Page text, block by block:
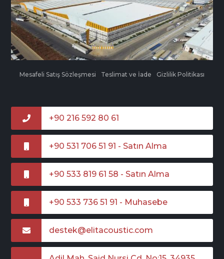
Mesafeli Satış Sözleşmesi Teslimat ve İade Gizlilik Politikası
+90 216 592 80 61
+90 531 706 51 91 - Satın Alma
+90 533 819 61 58 - Satın Alma
+90 533 736 51 91 - Muhasebe
destek@elitacoustic.com